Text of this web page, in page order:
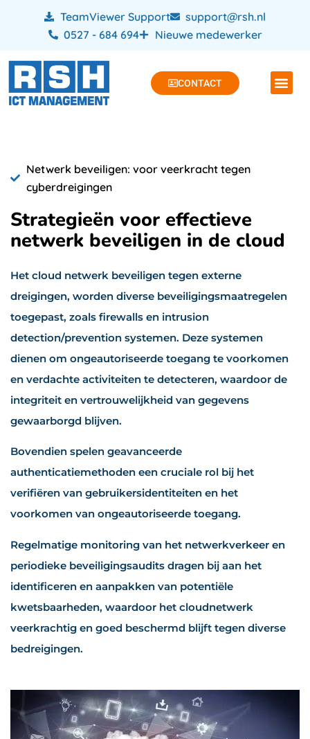
TeamViewer Support
support@rsh.nl
0527 - 684 694
Nieuwe medewerker
CONTACT
Netwerk beveiligen: voor veerkracht tegen
cyberdreigingen
Strategieën voor effectieve
netwerk beveiligen in de cloud
Het cloud netwerk beveiligen tegen externe
dreigingen, worden diverse beveiligingsmaatregelen
toegepast, zoals firewalls en intrusion
detection/prevention systemen. Deze systemen
dienen om ongeautoriseerde toegang te voorkomen
en verdachte activiteiten te detecteren, waardoor de
integriteit en vertrouwelijkheid van gegevens
gewaarborgd blijven.
Bovendien spelen geavanceerde
authenticatiemethoden een cruciale rol bij het
verifiëren van gebruikersidentiteiten en het
voorkomen van ongeautoriseerde toegang.
Regelmatige monitoring van het netwerkverkeer en
periodieke beveiligingsaudits dragen bij aan het
identificeren en aanpakken van potentiële
kwetsbaarheden, waardoor het cloudnetwerk
veerkrachtig en goed beschermd blijft tegen diverse
bedreigingen.